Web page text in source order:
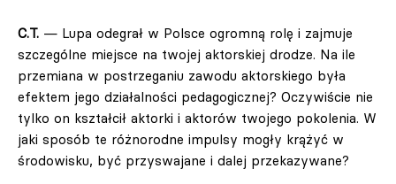
C.T. — Lupa odegrał w Polsce ogromną rolę i zajmuje
szczególne miejsce na twojej aktorskiej drodze. Na ile
przemiana w postrzeganiu zawodu aktorskiego była
efektem jego działalności pedagogicznej? Oczywiście nie
tylko on kształcił aktorki i aktorów twojego pokolenia. W
jaki sposób te różnorodne impulsy mogły krążyć w
środowisku, być przyswajane i dalej przekazywane?